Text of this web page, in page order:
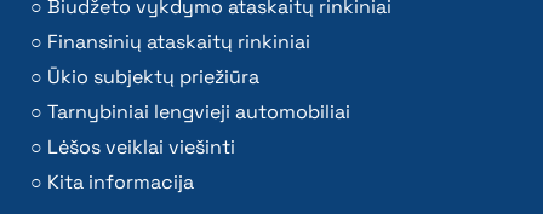
Biudžeto vykdymo ataskaitų rinkiniai
Finansinių ataskaitų rinkiniai
Ūkio subjektų priežiūra
Tarnybiniai lengvieji automobiliai
Lėšos veiklai viešinti
Kita informacija